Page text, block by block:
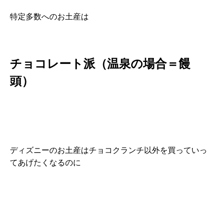
特定多数へのお土産は
チョコレート派（温泉の場合＝饅
頭）
ディズニーのお土産はチョコクランチ以外を買っていっ
てあげたくなるのに